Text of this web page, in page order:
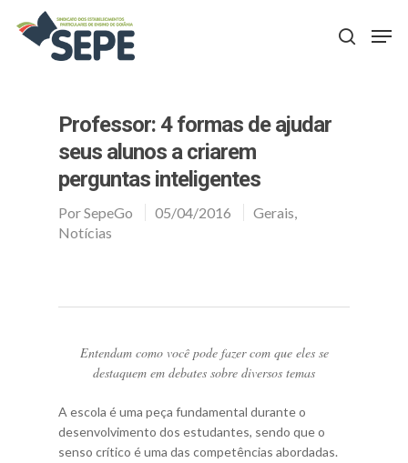
Professor: 4 formas de ajudar
seus alunos a criarem
perguntas inteligentes
PorSepeGo 05/04/2016 Gerais,
Notícias
Entendam como você pode fazer com que eles se
destaquem em debates sobre diversos temas
A escola é uma peça fundamental durante o
desenvolvimento dos estudantes, sendo que o
senso crítico é uma das competências abordadas.